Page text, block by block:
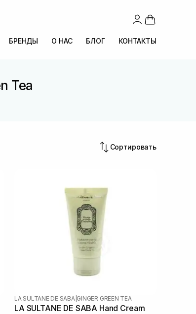
БРЕНДЫ О НАС БЛОГ КОНТАКТЫ
Tea
Сортировать
LA SULTANE DE SABA GINGER GREEN TEA
LA SULTANE DE SABA Hand Cream